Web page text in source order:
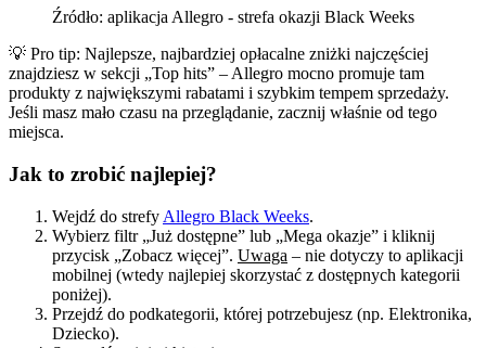
Źródło: aplikacja Allegro - strefa okazji Black Weeks
💡 Pro tip: Najlepsze, najbardziej opłacalne zniżki najczęściej
znajdziesz w sekcji „Top hits” – Allegro mocno promuje tam
produkty z największymi rabatami i szybkim tempem sprzedaży.
Jeśli masz mało czasu na przeglądanie, zacznij właśnie od tego
miejsca.
Jak to zrobić najlepiej?
Wejdź do strefy Allegro Black Weeks.
Wybierz filtr „Już dostępne” lub „Mega okazje” i kliknij
przycisk „Zobacz więcej”. Uwaga – nie dotyczy to aplikacji
mobilnej (wtedy najlepiej skorzystać z dostępnych kategorii
poniżej).
Przejdź do podkategorii, której potrzebujesz (np. Elektronika,
Dziecko).